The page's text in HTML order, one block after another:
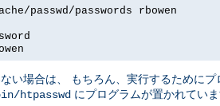
passwd/passwords rbowen
い場合は、 もちろん、実行するために
htpasswd にプログラムが置かれていま